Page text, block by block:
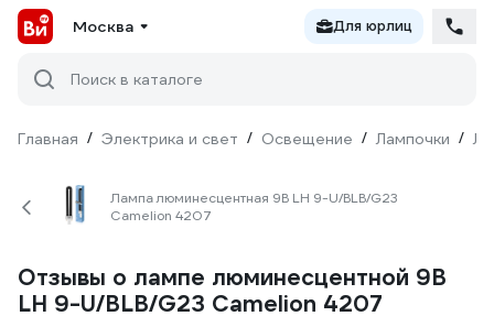
Москва Для юрлиц
Поиск в каталоге
Главная / Электрика и свет / Освещение / Лампочки /
Лампа люминесцентная 9В LH 9-U/BLB/G23
Camelion 4207
Отзывы о лампе люминесцентной 9В
LH 9-U/BLB/G23 Camelion 4207